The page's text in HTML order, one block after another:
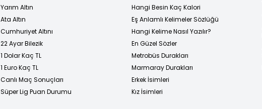
Yarım Altın
Ata Altın
Cumhuriyet Altını
22 Ayar Bilezik
1 Dolar Kaç TL
1 Euro Kaç TL
Canlı Maç Sonuçları
Süper Lig Puan Durumu
Hangi Besin Kaç Kalori
Eş Anlamlı Kelimeler Sözlüğü
Hangi Kelime Nasıl Yazılır?
En Güzel Sözler
Metrobüs Durakları
Marmaray Durakları
Erkek İsimleri
Kız İsimleri